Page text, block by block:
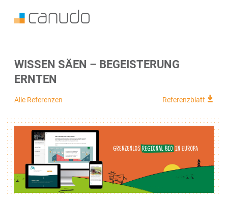
WISSEN SÄEN – BEGEISTERUNG
ERNTEN
Alle Referenzen Referenzblatt